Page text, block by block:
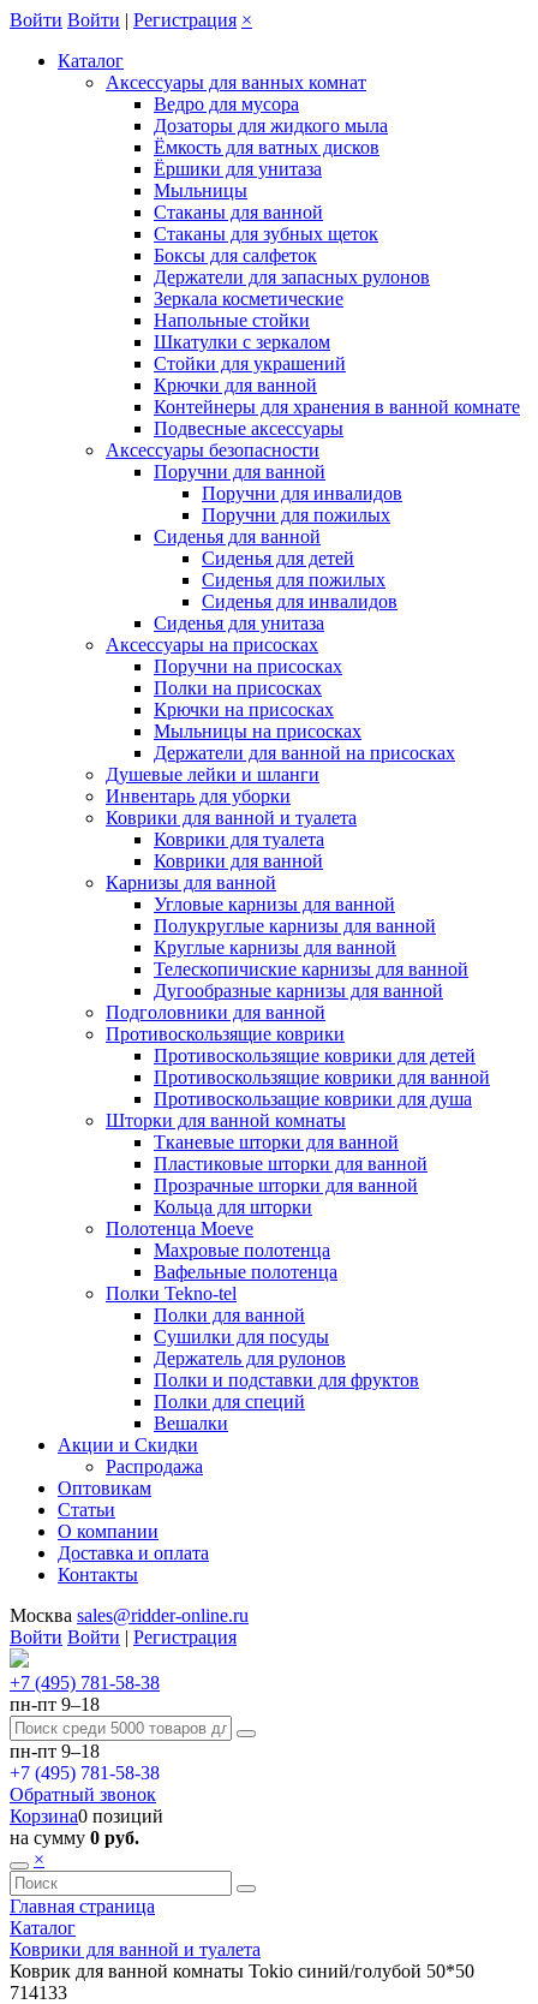
Войти Войти | Регистрация ×
Каталог
Аксессуары для ванных комнат
Ведро для мусора
Дозаторы для жидкого мыла
Ёмкость для ватных дисков
Ёршики для унитаза
Мыльницы
Стаканы для ванной
Стаканы для зубных щеток
Боксы для салфеток
Держатели для запасных рулонов
Зеркала косметические
Напольные стойки
Шкатулки с зеркалом
Стойки для украшений
Крючки для ванной
Контейнеры для хранения в ванной комнате
Подвесные аксессуары
Аксессуары безопасности
Поручни для ванной
Поручни для инвалидов
Поручни для пожилых
Сиденья для ванной
Сиденья для детей
Сиденья для пожилых
Сиденья для инвалидов
Сиденья для унитаза
Аксессуары на присосках
Поручни на присосках
Полки на присосках
Крючки на присосках
Мыльницы на присосках
Держатели для ванной на присосках
Душевые лейки и шланги
Инвентарь для уборки
Коврики для ванной и туалета
Коврики для туалета
Коврики для ванной
Карнизы для ванной
Угловые карнизы для ванной
Полукруглые карнизы для ванной
Круглые карнизы для ванной
Телескопичиские карнизы для ванной
Дугообразные карнизы для ванной
Подголовники для ванной
Противоскользящие коврики
Противоскользящие коврики для детей
Противоскользящие коврики для ванной
Противоскользащие коврики для душа
Шторки для ванной комнаты
Тканевые шторки для ванной
Пластиковые шторки для ванной
Прозрачные шторки для ванной
Кольца для шторки
Полотенца Moeve
Махровые полотенца
Вафельные полотенца
Полки Tekno-tel
Полки для ванной
Сушилки для посуды
Держатель для рулонов
Полки и подставки для фруктов
Полки для специй
Вешалки
Акции и Скидки
Распродажа
Оптовикам
Статьи
О компании
Доставка и оплата
Контакты
Москва sales@ridder-online.ru
Войти Войти | Регистрация
+7 (495) 781-58-38
пн-пт 9–18
пн-пт 9–18
+7 (495) 781-58-38
Обратный звонок
Корзина0 позиций
на сумму 0 руб.
×
Главная страница
Каталог
Коврики для ванной и туалета
Коврик для ванной комнаты Tokio синий/голубой 50*50
714133